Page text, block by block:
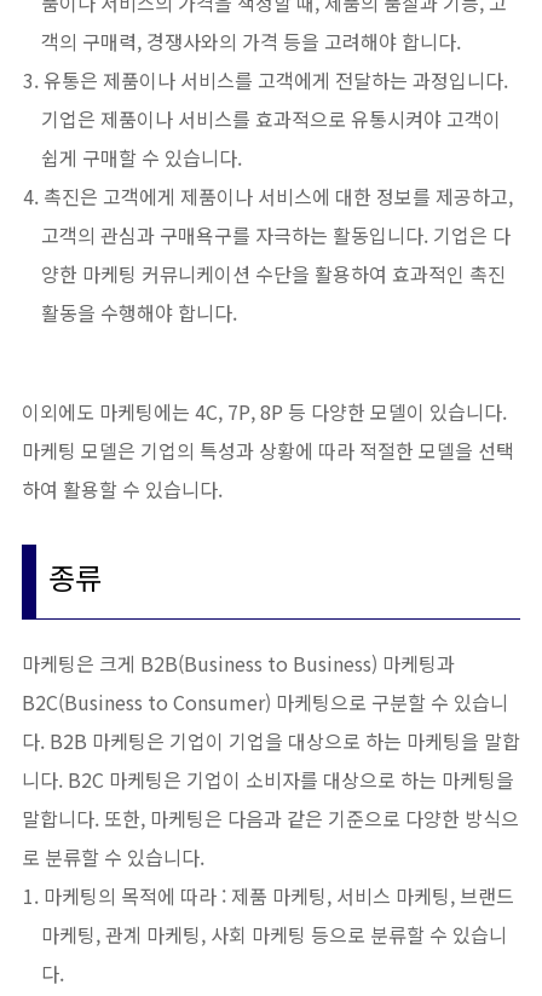
객의 구매력, 경쟁사와의 가격 등을 고려해야 합니다.
유통은 제품이나 서비스를 고객에게 전달하는 과정입니다.
기업은 제품이나 서비스를 효과적으로 유통시켜야 고객이
쉽게 구매할 수 있습니다.
촉진은 고객에게 제품이나 서비스에 대한 정보를 제공하고,
고객의 관심과 구매욕구를 자극하는 활동입니다. 기업은 다
양한 마케팅 커뮤니케이션 수단을 활용하여 효과적인 촉진
활동을 수행해야 합니다.
이외에도 마케팅에는 4C, 7P, 8P 등 다양한 모델이 있습니다.
마케팅 모델은 기업의 특성과 상황에 따라 적절한 모델을 선택
하여 활용할 수 있습니다.
종류
마케팅은 크게 B2B(Business to Business) 마케팅과
B2C(Business to Consumer) 마케팅으로 구분할 수 있습니
다. B2B 마케팅은 기업이 기업을 대상으로 하는 마케팅을 말합
니다. B2C 마케팅은 기업이 소비자를 대상으로 하는 마케팅을
말합니다. 또한, 마케팅은 다음과 같은 기준으로 다양한 방식으
로 분류할 수 있습니다.
마케팅의 목적에 따라 : 제품 마케팅, 서비스 마케팅, 브랜드
마케팅, 관계 마케팅, 사회 마케팅 등으로 분류할 수 있습니
다.